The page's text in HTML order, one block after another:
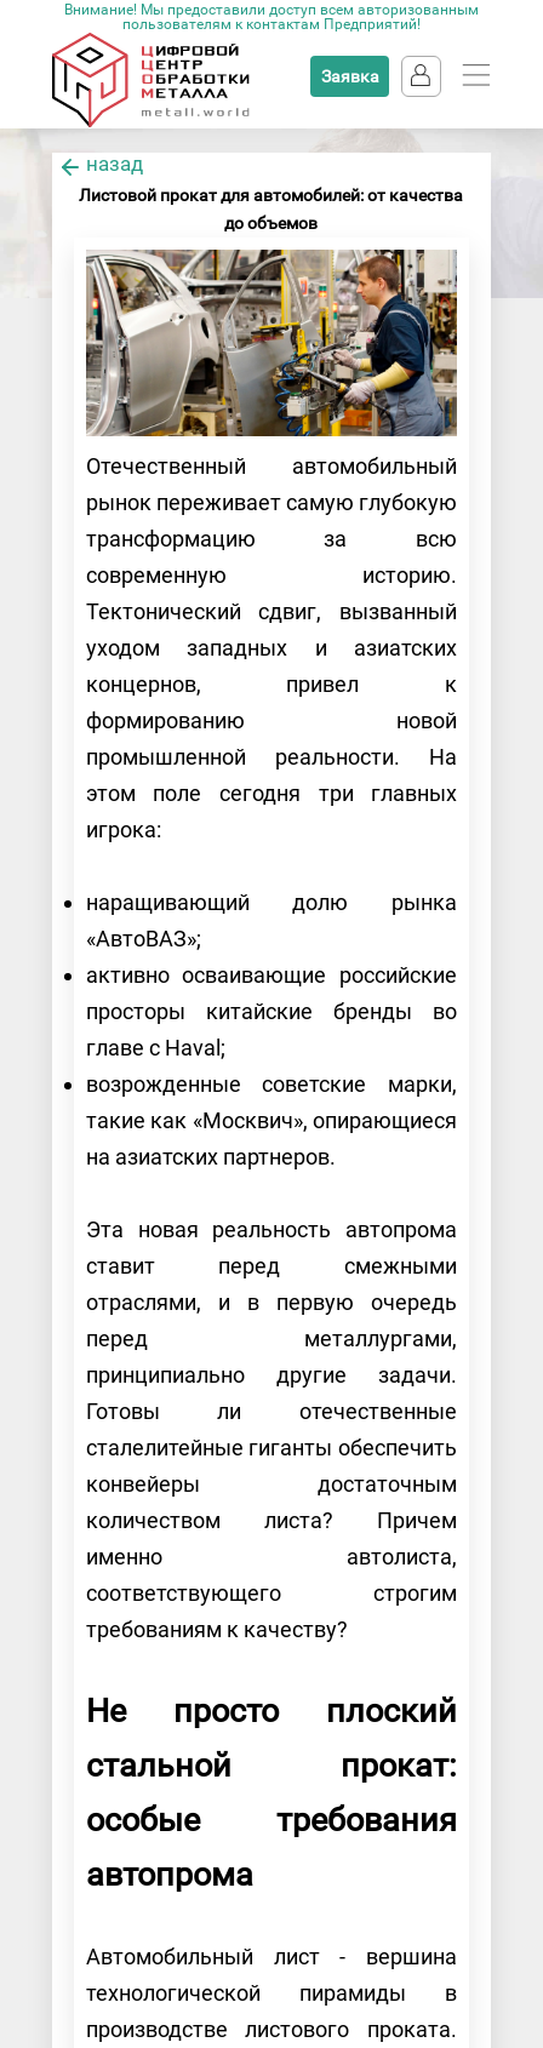
Внимание! Мы предоставили доступ всем авторизованным
пользователям к контактам Предприятий!
Заявка
назад
Листовой прокат для автомобилей: от качества
до объемов
Отечественный автомобильный
рынок переживает самую глубокую
трансформацию за всю
современную историю.
Тектонический сдвиг, вызванный
уходом западных и азиатских
концернов, привел к
формированию новой
промышленной реальности. На
этом поле сегодня три главных
игрока:
наращивающий долю рынка
«АвтоВАЗ»;
активно осваивающие российские
просторы китайские бренды во
главе с Haval;
возрожденные советские марки,
такие как «Москвич», опирающиеся
на азиатских партнеров.
Эта новая реальность автопрома
ставит перед смежными
отраслями, и в первую очередь
перед металлургами,
принципиально другие задачи.
Готовы ли отечественные
сталелитейные гиганты обеспечить
конвейеры достаточным
количеством листа? Причем
именно автолиста,
соответствующего строгим
требованиям к качеству?
Не просто плоский
стальной прокат:
особые требования
автопрома
Автомобильный лист - вершина
технологической пирамиды в
производстве листового проката.